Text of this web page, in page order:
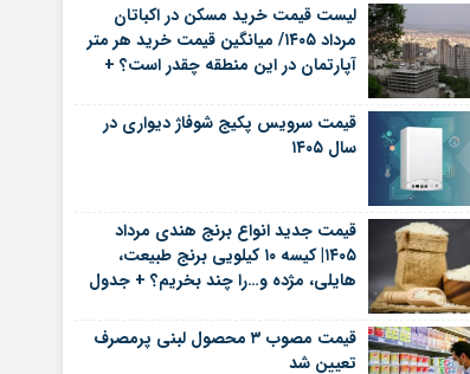
لیست قیمت خرید مسکن در اکباتان
مرداد ۱۴۰۵/ میانگین قیمت خرید هر متر
آپارتمان در این منطقه چقدر است؟ +
قیمت سرویس پکیج شوفاژ دیواری در
سال ۱۴۰۵
قیمت جدید انواع برنج هندی مرداد
۱۴۰۵| کیسه ۱۰ کیلویی برنج طبیعت،
هایلی، مژده و…را چند بخریم؟ + جدول
قیمت مصوب ۳ محصول لبنی پرمصرف
تعیین شد